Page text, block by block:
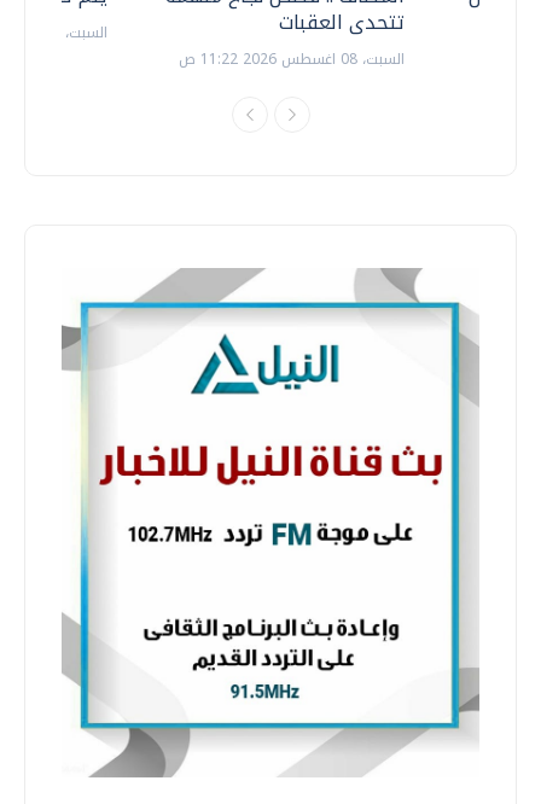
السبت، 18 يوليو 2026 09:22 ص تتحدى العقبات
السبت، 08 اغسطس 2026 11:22 ص